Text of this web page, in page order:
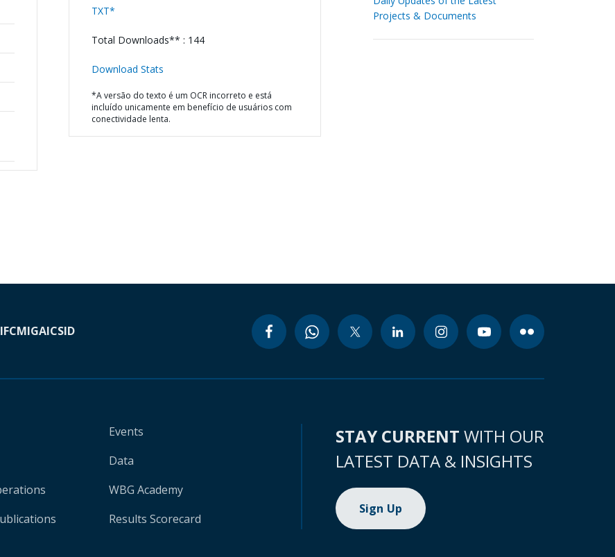
TXT*
Total Downloads** : 144
Download Stats
*A versão do texto é um OCR incorreto e está
incluído unicamente em benefício de usuários com
conectividade lenta.
Projects & Documents
IFCMIGAICSID
Events
Data
WBG Academy
Results Scorecard
STAY CURRENT WITH OUR
LATEST DATA & INSIGHTS
Sign Up